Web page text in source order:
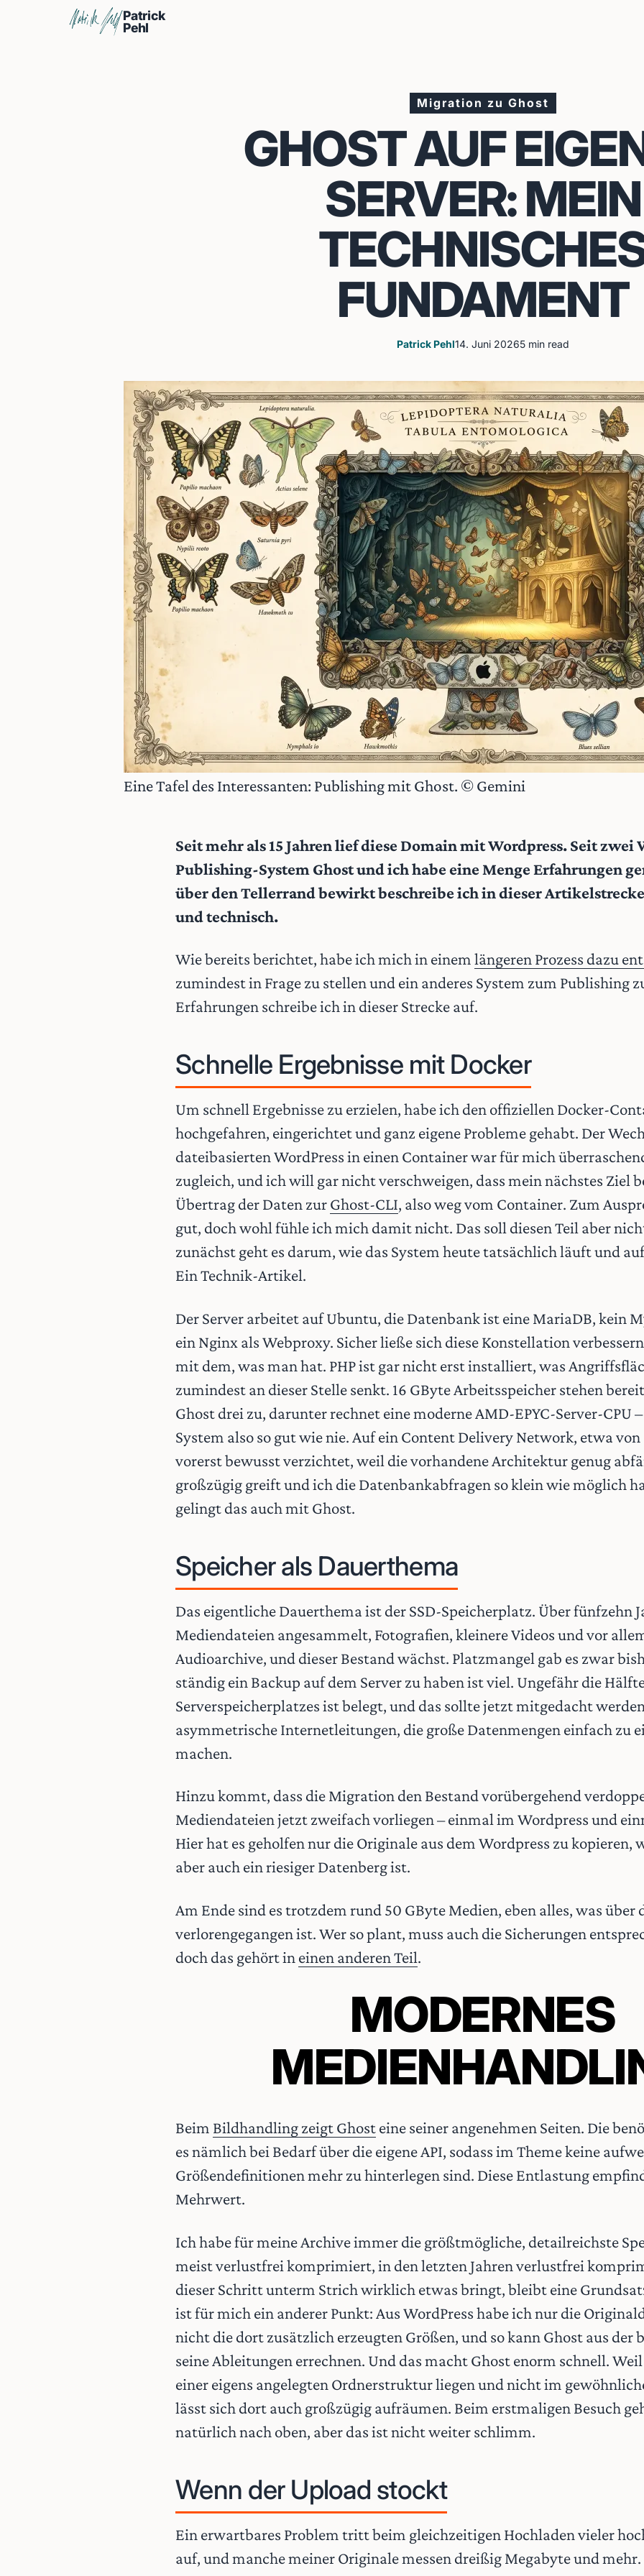
Patrick
Pehl
Migration zu Ghost
GHOST AUF
SERVER: MEIN
FUNDAMENT
Patrick Pehl14. Juni 20265 min read
Eine Tafel des Interessanten: Publishing mit Ghost. © Gemini
Seit mehr als 15 Jahren lief diese Domain mit Wordpress. Seit zwei
Publishing-System Ghost und ich habe eine Menge Erfahrungen
über den Tellerrand bewirkt beschreibe ich in dieser
und technisch.
Wie bereits berichtet, habe ich mich in einem längeren Prozess dazu
zumindest in Frage zu stellen und ein anderes System zum Publishing
Erfahrungen schreibe ich in dieser Strecke auf.
Schnelle Ergebnisse mit Docker
Um schnell Ergebnisse zu erzielen, habe ich den offiziellen Docker-
hochgefahren, eingerichtet und ganz eigene Probleme gehabt. Der
dateibasierten WordPress in einen Container war für mich
zugleich, und ich will gar nicht verschweigen, dass mein nächstes Ziel
Übertrag der Daten zurGhost-CLI, also weg vom Container. Zum
gut, doch wohl fühle ich mich damit nicht. Das soll diesen Teil aber
zunächst geht es darum, wie das System heute tatsächlich läuft und
Ein Technik-Artikel.
Der Server arbeitet auf Ubuntu, die Datenbank ist eine MariaDB, kein
ein Nginx als Webproxy. Sicher ließe sich diese Konstellation
mit dem, was man hat. PHP ist gar nicht erst installiert, was
zumindest an dieser Stelle senkt. 16 GByte Arbeitsspeicher stehen
Ghost drei zu, darunter rechnet eine moderne AMD-EPYC-Server-CPU
System also so gut wie nie. Auf ein Content Delivery Network, etwa
vorerst bewusst verzichtet, weil die vorhandene Architektur genug
großzügig greift und ich die Datenbankabfragen so klein wie möglich
gelingt das auch mit Ghost.
Speicher als Dauerthema
Das eigentliche Dauerthema ist der SSD-Speicherplatz. Über fünfzehn
Mediendateien angesammelt, Fotografien, kleinere Videos und vor
Audioarchive, und dieser Bestand wächst. Platzmangel gab es zwar
ständig ein Backup auf dem Server zu haben ist viel. Ungefähr die
Serverspeicherplatzes ist belegt, und das sollte jetzt mitgedacht
asymmetrische Internetleitungen, die große Datenmengen einfach zu
machen.
Hinzu kommt, dass die Migration den Bestand vorübergehend
Mediendateien jetzt zweifach vorliegen – einmal im Wordpress und
Hier hat es geholfen nur die Originale aus dem Wordpress zu kopieren,
aber auch ein riesiger Datenberg ist.
Am Ende sind es trotzdem rund 50 GByte Medien, eben alles, was über
verlorengegangen ist. Wer so plant, muss auch die Sicherungen
doch das gehört in einen anderen Teil.
MODERNES
Beim Bildhandling zeigt Ghosteine seiner angenehmen Seiten. Die
es nämlich bei Bedarf über die eigene API, sodass im Theme keine
Größendefinitionen mehr zu hinterlegen sind. Diese Entlastung
Mehrwert.
Ich habe für meine Archive immer die größtmögliche, detailreichste
meist verlustfrei komprimiert, in den letzten Jahren verlustfrei
dieser Schritt unterm Strich wirklich etwas bringt, bleibt eine
ist für mich ein anderer Punkt: Aus WordPress habe ich nur die
nicht die dort zusätzlich erzeugten Größen, und so kann Ghost aus der
seine Ableitungen errechnen. Und das macht Ghost enorm schnell.
einer eigens angelegten Ordnerstruktur liegen und nicht im
lässt sich dort auch großzügig aufräumen. Beim erstmaligen Besuch
natürlich nach oben, aber das ist nicht weiter schlimm.
Wenn der Upload stockt
Ein erwartbares Problem tritt beim gleichzeitigen Hochladen vieler
auf, und manche meiner Originale messen dreißig Megabyte und